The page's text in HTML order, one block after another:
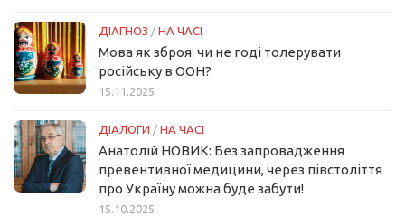
ДІАГНОЗ / НА ЧАСІ
Мова як зброя: чи не годі толерувати
російську в ООН?
15.11.2025
ДІАЛОГИ / НА ЧАСІ
Анатолій НОВИК: Без запровадження
превентивної медицини, через півстоліття
про Україну можна буде забути!
15.10.2025